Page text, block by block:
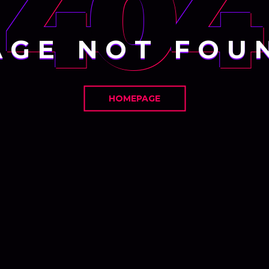
NOT
HOMEPAGE